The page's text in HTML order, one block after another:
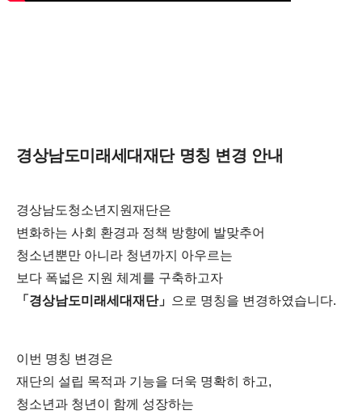
경상남도미래세대재단 명칭 변경 안내
경상남도청소년지원재단은
변화하는 사회 환경과 정책 방향에 발맞추어
청소년뿐만 아니라 청년까지 아우르는
보다 폭넓은 지원 체계를 구축하고자
「경상남도미래세대재단」 으로 명칭을 변경하였습니다.
이번 명칭 변경은
재단의 설립 목적과 기능을 더욱 명확히 하고,
청소년과 청년이 함께 성장하는